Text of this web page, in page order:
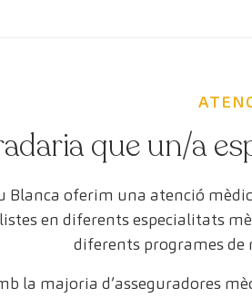
que un/a
Blanca oferim una atenció
en diferents especialitats
diferents programes de
la majoria d’asseguradores